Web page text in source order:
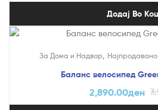
Додај Во
За Дома и Надвор Најпродавано
Баланс велосипед
2,890.00ден